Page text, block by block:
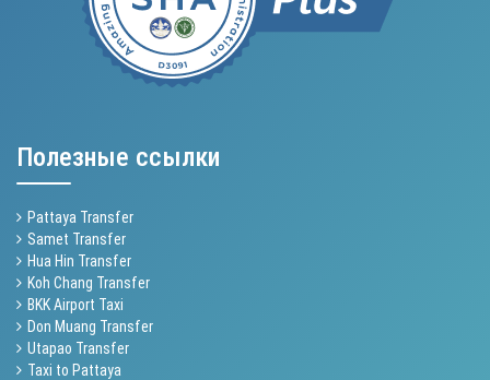
Полезные ссылки
Pattaya Transfer
Samet Transfer
Hua Hin Transfer
Koh Chang Transfer
BKK Airport Taxi
Don Muang Transfer
Utapao Transfer
Taxi to Pattaya